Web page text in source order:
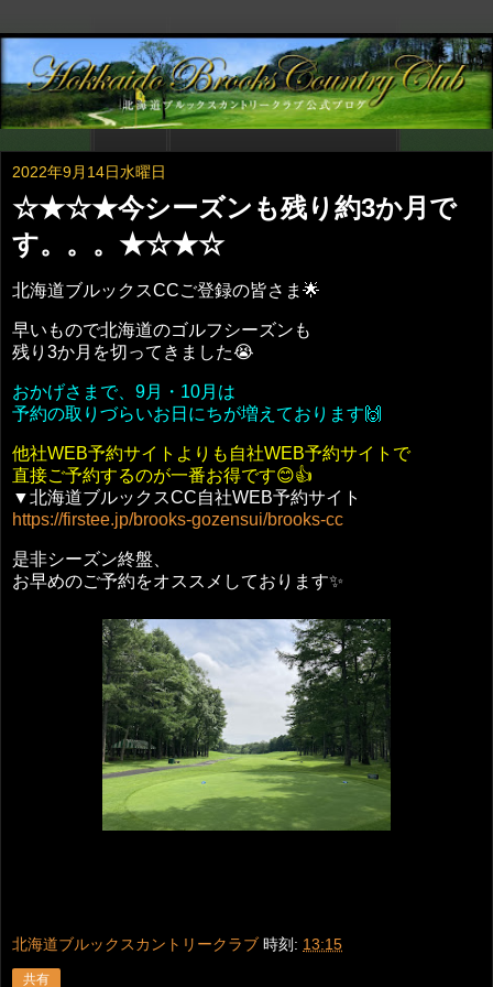
2022年9月14日水曜日
☆★☆★今シーズンも残り約3か月で
す。。。★☆★☆
北海道ブルックスCCご登録の皆さま🌟
​早いもので北海道のゴルフシーズンも
残り3か月を切ってきました😭
おかげさまで、9月・10月は
予約の取りづらいお日にちが増えております🙌
他社WEB予約サイトよりも自社WEB予約サイトで
直接ご予約するのが一番お得です😊👍
▼北海道ブルックスCC自社WEB予約サイト
https://firstee.jp/brooks-gozensui/brooks-cc
是非シーズン終盤、
お早めのご予約をオススメしております✨
北海道ブルックスカントリークラブ 時刻: 13:15
共有